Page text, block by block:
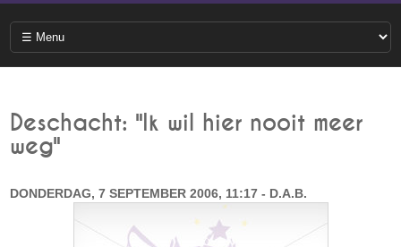
Deschacht: "Ik wil hier nooit meer
weg"
DONDERDAG, 7 SEPTEMBER 2006, 11:17 - D.A.B.